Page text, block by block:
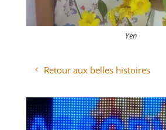
Yen
Retour aux belles histoires